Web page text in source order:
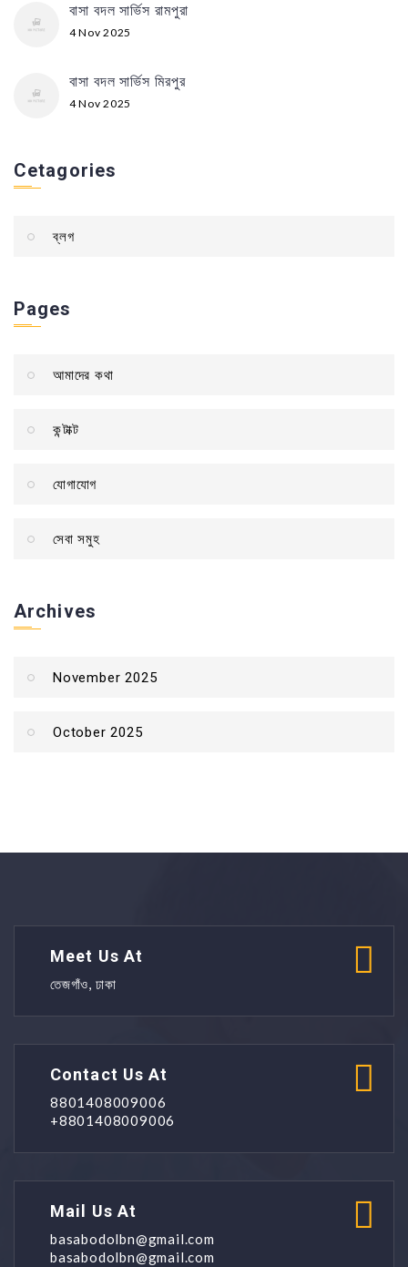
বাসা বদল সার্ভিস রামপুরা
4 Nov 2025
বাসা বদল সার্ভিস মিরপুর
4 Nov 2025
Cetagories
ব্লগ
Pages
আমাদের কথা
কন্টাক্ট
যোগাযোগ
সেবা সমুহ
Archives
November 2025
October 2025
Meet Us At
তেজগাঁও, ঢাকা
Contact Us At
8801408009006
+8801408009006
Mail Us At
basabodolbn@gmail.com
basabodolbn@gmail.com